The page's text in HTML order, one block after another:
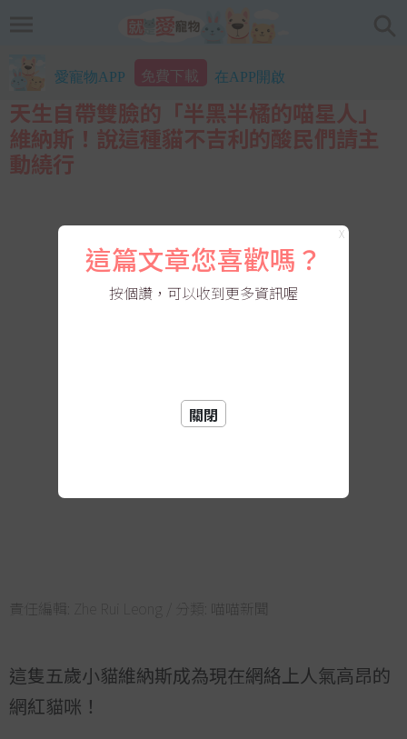
愛寵物APP 免費下載 在APP開啟
天生自帶雙臉的「半黑半橘的喵星人」
維納斯！說這種貓不吉利的酸民們請主
動繞行
責任編輯: Zhe Rui Leong / 分類: 喵喵新聞
這隻五歲小貓維納斯成為現在網絡上人氣高昂的
網紅貓咪！
X
這篇文章您喜歡嗎？
按個讚，可以收到更多資訊喔
關閉